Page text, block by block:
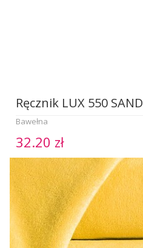
Ręcznik LUX 550 SAND
Bawełna
32.20 zł